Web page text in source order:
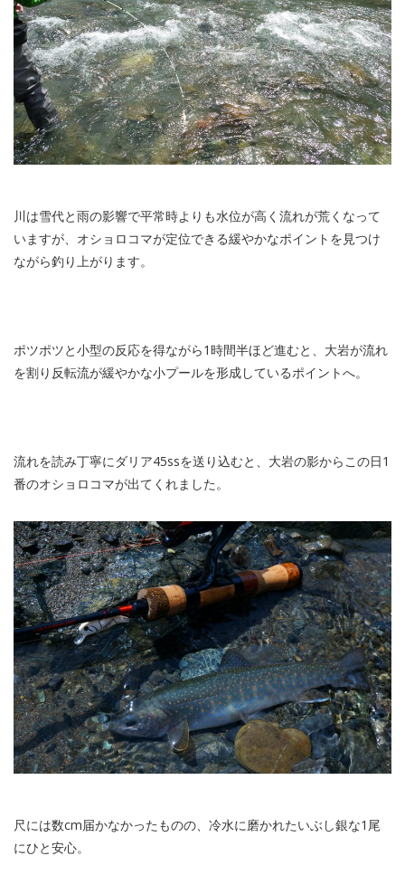
川は雪代と雨の影響で平常時よりも水位が高く流れが荒くなって
いますが、オショロコマが定位できる緩やかなポイントを見つけ
ながら釣り上がります。
ポツポツと小型の反応を得ながら1時間半ほど進むと、大岩が流れ
を割り反転流が緩やかな小プールを形成しているポイントへ。
流れを読み丁寧にダリア45ssを送り込むと、大岩の影からこの日1
番のオショロコマが出てくれました。
尺には数cm届かなかったものの、冷水に磨かれたいぶし銀な1尾
にひと安心。